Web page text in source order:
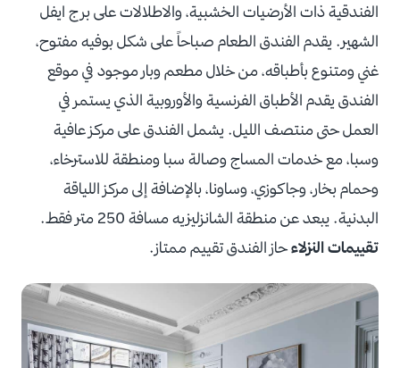
الفندقية ذات الأرضيات الخشبية، والاطلالات على برج ايفل
الشهير. يقدم الفندق الطعام صباحاً على شكل بوفيه مفتوح،
غني ومتنوع بأطباقه، من خلال مطعم وبار موجود في موقع
الفندق يقدم الأطباق الفرنسية والأوروبية الذي يستمر في
العمل حتى منتصف الليل. يشمل الفندق على مركز عافية
وسبا، مع خدمات المساج وصالة سبا ومنطقة للاسترخاء،
وحمام بخار، وجاكوزي، وساونا، بالإضافة إلى مركز اللياقة
البدنية. يبعد عن منطقة الشانزليزيه مسافة 250 متر فقط.
تقييمات النزلاءحاز الفندق تقييم ممتاز.